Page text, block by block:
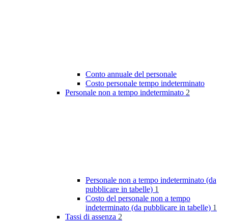
Conto annuale del personale
Costo personale tempo indeterminato
Personale non a tempo indeterminato 2
Personale non a tempo indeterminato (da
pubblicare in tabelle) 1
Costo del personale non a tempo
indeterminato (da pubblicare in tabelle) 1
Tassi di assenza 2